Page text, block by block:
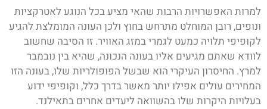
למרות האפשרויות הרבות שהאי מציע בכל הנוגע לאטרקציות
ונופים, רובן המוחלט מתרחש בחוץ ולכן העונה המומלצת להגיע
לקופיפי תלויה כמעט לגמרי במזג האוויר. זו הסיבה שחשוב
לוודא שאתם מגיעים אליו בעונה הנכונה, שהיא בין נובמבר
למרץ. החיסרון העיקרי הוא שבשל הפופולריות שלו, בעונה הזו
המחירים עולים אפילו יותר מאשר בדרך כלל, וקופיפי ידוע
בעלויות היקרות שלו בהשוואה ליעדים אחרים בתאילנד.